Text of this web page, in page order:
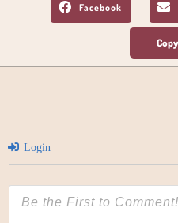
Facebook
Login